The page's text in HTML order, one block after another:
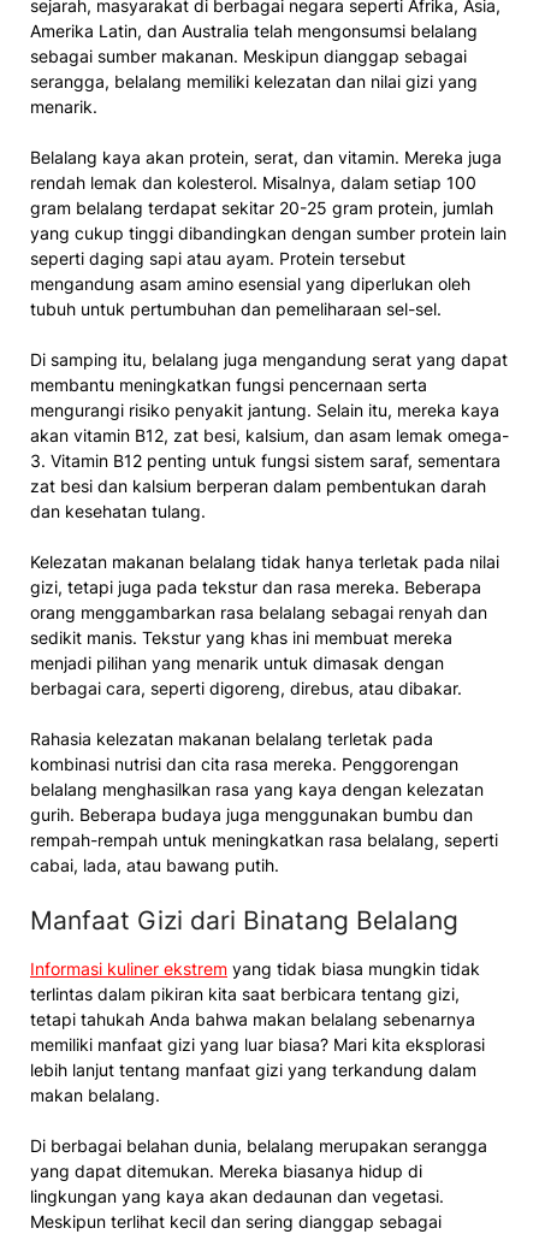
sejarah, masyarakat di berbagai negara seperti Afrika, Asia,
Amerika Latin, dan Australia telah mengonsumsi belalang
sebagai sumber makanan. Meskipun dianggap sebagai
serangga, belalang memiliki kelezatan dan nilai gizi yang
menarik.
Belalang kaya akan protein, serat, dan vitamin. Mereka juga
rendah lemak dan kolesterol. Misalnya, dalam setiap 100
gram belalang terdapat sekitar 20-25 gram protein, jumlah
yang cukup tinggi dibandingkan dengan sumber protein lain
seperti daging sapi atau ayam. Protein tersebut
mengandung asam amino esensial yang diperlukan oleh
tubuh untuk pertumbuhan dan pemeliharaan sel-sel.
Di samping itu, belalang juga mengandung serat yang dapat
membantu meningkatkan fungsi pencernaan serta
mengurangi risiko penyakit jantung. Selain itu, mereka kaya
akan vitamin B12, zat besi, kalsium, dan asam lemak omega-
3. Vitamin B12 penting untuk fungsi sistem saraf, sementara
zat besi dan kalsium berperan dalam pembentukan darah
dan kesehatan tulang.
Kelezatan makanan belalang tidak hanya terletak pada nilai
gizi, tetapi juga pada tekstur dan rasa mereka. Beberapa
orang menggambarkan rasa belalang sebagai renyah dan
sedikit manis. Tekstur yang khas ini membuat mereka
menjadi pilihan yang menarik untuk dimasak dengan
berbagai cara, seperti digoreng, direbus, atau dibakar.
Rahasia kelezatan makanan belalang terletak pada
kombinasi nutrisi dan cita rasa mereka. Penggorengan
belalang menghasilkan rasa yang kaya dengan kelezatan
gurih. Beberapa budaya juga menggunakan bumbu dan
rempah-rempah untuk meningkatkan rasa belalang, seperti
cabai, lada, atau bawang putih.
Manfaat Gizi dari Binatang Belalang
Informasi kuliner ekstrem yang tidak biasa mungkin tidak
terlintas dalam pikiran kita saat berbicara tentang gizi,
tetapi tahukah Anda bahwa makan belalang sebenarnya
memiliki manfaat gizi yang luar biasa? Mari kita eksplorasi
lebih lanjut tentang manfaat gizi yang terkandung dalam
makan belalang.
Di berbagai belahan dunia, belalang merupakan serangga
yang dapat ditemukan. Mereka biasanya hidup di
lingkungan yang kaya akan dedaunan dan vegetasi.
Meskipun terlihat kecil dan sering dianggap sebagai